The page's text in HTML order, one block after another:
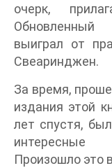
очерк,
выиграл от
Свеаринджен.
За время,
издания этой
лет спустя,
интересные
Произошло это